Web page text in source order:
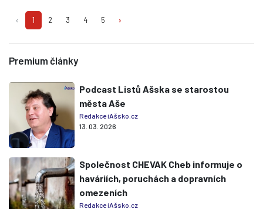
‹ 1 2 3 4 5 ›
Premium články
Podcast Listů Ašska se starostou
města Aše
Redakce iAšsko.cz
13. 03. 2026
Společnost CHEVAK Cheb informuje o
haváriích, poruchách a dopravních
omezeních
Redakce iAšsko.cz